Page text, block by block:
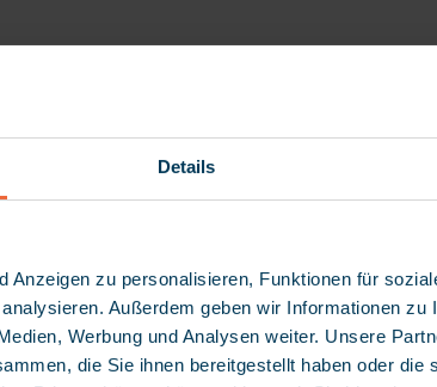
Details
Anzeigen zu personalisieren, Funktionen für
Außerdem geben wir Informationen zu
Werbung und Analysen weiter. Unsere
die Sie ihnen bereitgestellt haben oder die
1.700.000 cliënten
ervaren op dit moment hoe hun
behoeften centraal komen te